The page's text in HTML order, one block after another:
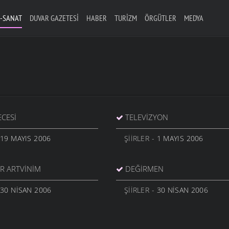
SANAT DUVAR GAZETESI HABER TURIZM ÖRGÜTLER MEDYA
MAYIS 2006
TELEVIZYON
ŞIIRLER - 1 MAYIS 2006
ARTVINIM
NISAN 2006
DEĞIRMEN
ŞIIRLER - 30 NISAN 2006